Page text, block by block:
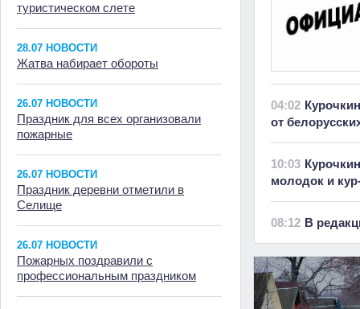
туристическом слете
28.07 НОВОСТИ
Жатва набирает обороты
26.07 НОВОСТИ
Праздник для всех организовали
пожарные
26.07 НОВОСТИ
Праздник деревни отметили в
Селище
26.07 НОВОСТИ
Пожарных поздравили с
профессиональным праздником
04:02
от
10:03
молодок и
08:12 В